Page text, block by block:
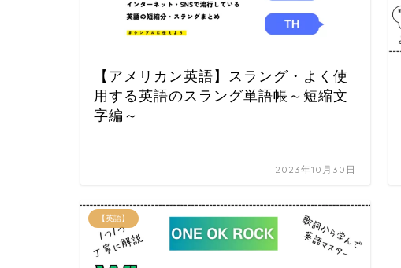
【アメリカン英語】スラング・よく使
用する英語のスラング単語帳～短縮文
字編～
2023年10月30日
【英語】